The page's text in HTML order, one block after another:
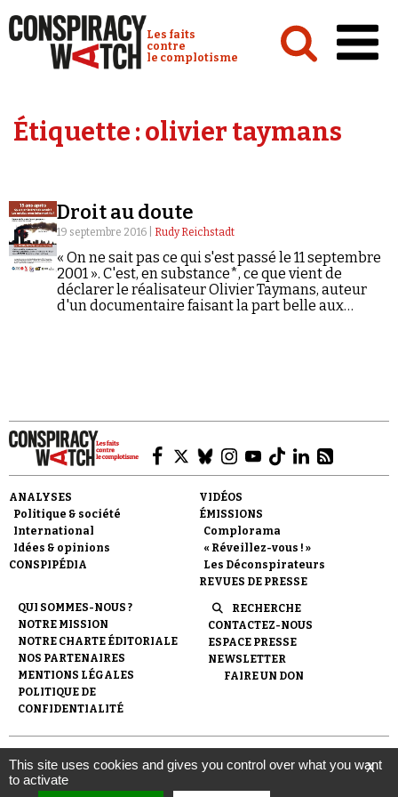
Conspiracy Watch :
Les faits
contre
le complotisme
Analyses
Vidéos
Émissions
Revues de presse
Faire un don
Demander à Vera
Étiquette :olivier taymans
Droit au doute
19 septembre 2016 | Rudy Reichstadt
« On ne sait pas ce qui s'est passé le 11 septembre
2001 ». C'est, en substance*, ce que vient de
déclarer le réalisateur Olivier Taymans, auteur
d'un documentaire faisant la part belle aux
ANALYSES
Politique & société
International
Idées & opinions
CONSPIPÉDIA
VIDÉOS
ÉMISSIONS
Complorama
« Réveillez-vous ! »
Les Déconspirateurs
REVUES DE PRESSE
QUI SOMMES-NOUS ?
NOTRE MISSION
NOTRE CHARTE ÉDITORIALE
NOS PARTENAIRES
MENTIONS LÉGALES
POLITIQUE DE
CONFIDENTIALITÉ
RECHERCHE
CONTACTEZ-NOUS
ESPACE PRESSE
NEWSLETTER
FAIRE UN DON
© 2007- 2026 Conspiracy Watch | Une réalisation de
l'Observatoire du conspirationnisme (association loi de 1901) avec
le soutien de la Fondation pour la Mémoire de la Shoah.
X
This site uses cookies and gives you control over what you want
to activate